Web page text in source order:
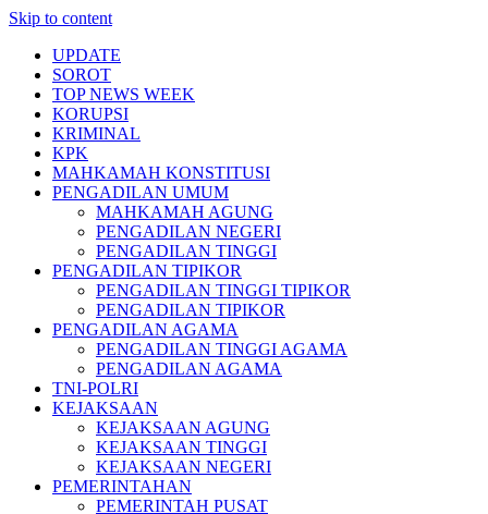
Skip to content
UPDATE
SOROT
TOP NEWS WEEK
KORUPSI
KRIMINAL
KPK
MAHKAMAH KONSTITUSI
PENGADILAN UMUM
MAHKAMAH AGUNG
PENGADILAN NEGERI
PENGADILAN TINGGI
PENGADILAN TIPIKOR
PENGADILAN TINGGI TIPIKOR
PENGADILAN TIPIKOR
PENGADILAN AGAMA
PENGADILAN TINGGI AGAMA
PENGADILAN AGAMA
TNI-POLRI
KEJAKSAAN
KEJAKSAAN AGUNG
KEJAKSAAN TINGGI
KEJAKSAAN NEGERI
PEMERINTAHAN
PEMERINTAH PUSAT